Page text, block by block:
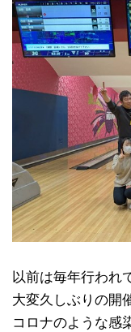
以前は毎年行われ
大変久しぶりの開
コロナのような感